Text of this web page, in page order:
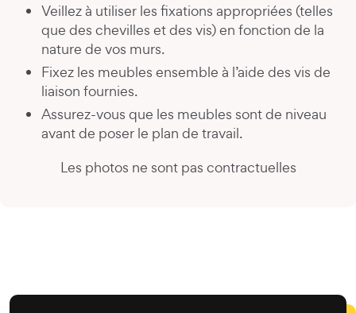
Veillez à utiliser les fixations appropriées (telles
que des chevilles et des vis) en fonction de la
nature de vos murs.
Fixez les meubles ensemble à l’aide des vis de
liaison fournies.
Assurez-vous que les meubles sont de niveau
avant de poser le plan de travail.
Les photos ne sont pas contractuelles